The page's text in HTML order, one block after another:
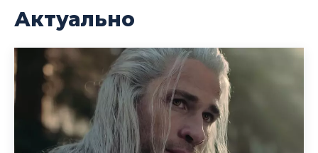
Актуально